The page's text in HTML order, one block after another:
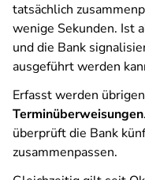
tatsächlich
wenige Sekunden. Ist
und die Bank
ausgeführt werden
Erfasst werden
Terminüberweisungen
überprüft die Bank
zusammenpassen.